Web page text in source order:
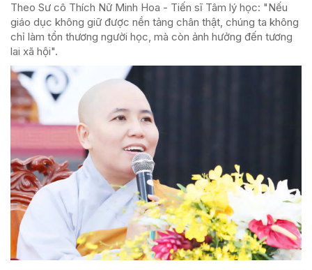
Theo Sư cô Thích Nữ Minh Hoa - Tiến sĩ Tâm lý học: "Nếu
giáo dục không giữ được nền tảng chân thật, chúng ta không
chỉ làm tổn thương người học, mà còn ảnh hưởng đến tương
lai xã hội".